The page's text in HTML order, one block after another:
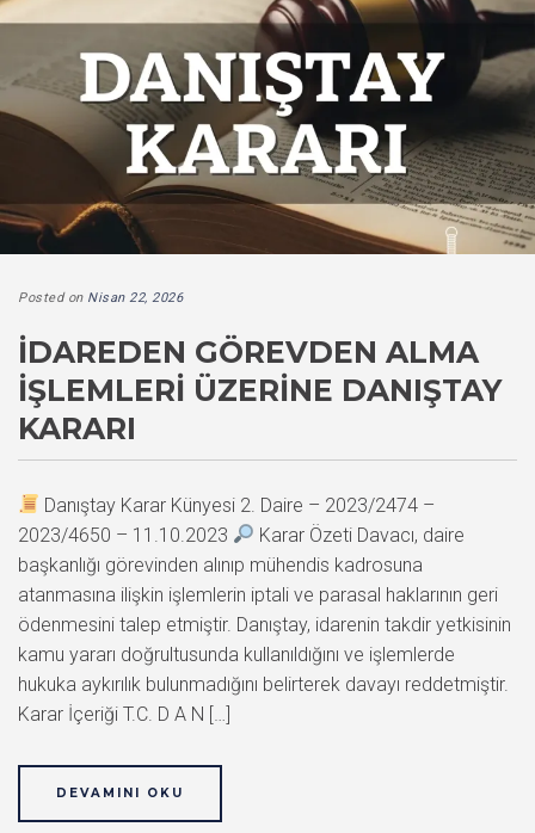
Posted on Nisan 22, 2026
İDAREDEN GÖREVDEN ALMA
İŞLEMLERI ÜZERINE DANIŞTAY
KARARI
Danıştay Karar Künyesi 2. Daire – 2023/2474 –
2023/4650 – 11.10.2023
Karar Özeti Davacı, daire
başkanlığı görevinden alınıp mühendis kadrosuna
atanmasına ilişkin işlemlerin iptali ve parasal haklarının geri
ödenmesini talep etmiştir. Danıştay, idarenin takdir yetkisinin
kamu yararı doğrultusunda kullanıldığını ve işlemlerde
hukuka aykırılık bulunmadığını belirterek davayı reddetmiştir.
Karar İçeriği T.C. D A N […]
DEVAMINI OKU